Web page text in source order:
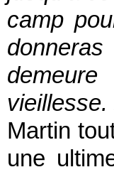
camp
Martin
une